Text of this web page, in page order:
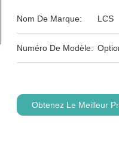
Nom De Marque: LCS
Numéro De Modèle:
Obtenez Le Meilleur